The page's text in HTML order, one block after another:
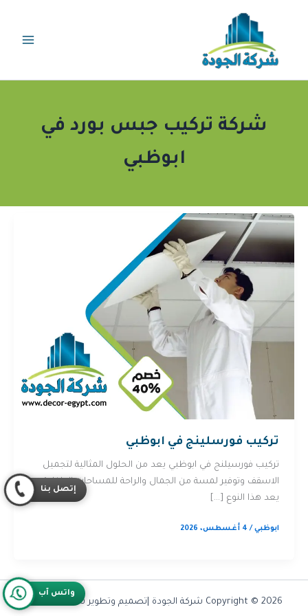
شركة تركيب جبس بورد في
ابوظبي
تركيب فورسلينج في ابوظبي
تركيب فورسيلنج في ابوظبي يعد من الحلول المثالية لتجميل
الاسقف وتوفير لمسة من الجمال والراحة للمساحات الداخلية.
يعد هذا النوع […]
ابوظبي/ 4 أغسطس، 2026
Copyright © 2026 شركة الجودة |تصميم وتطوير شركة Olymoo
واتس آب
إتصل بنا